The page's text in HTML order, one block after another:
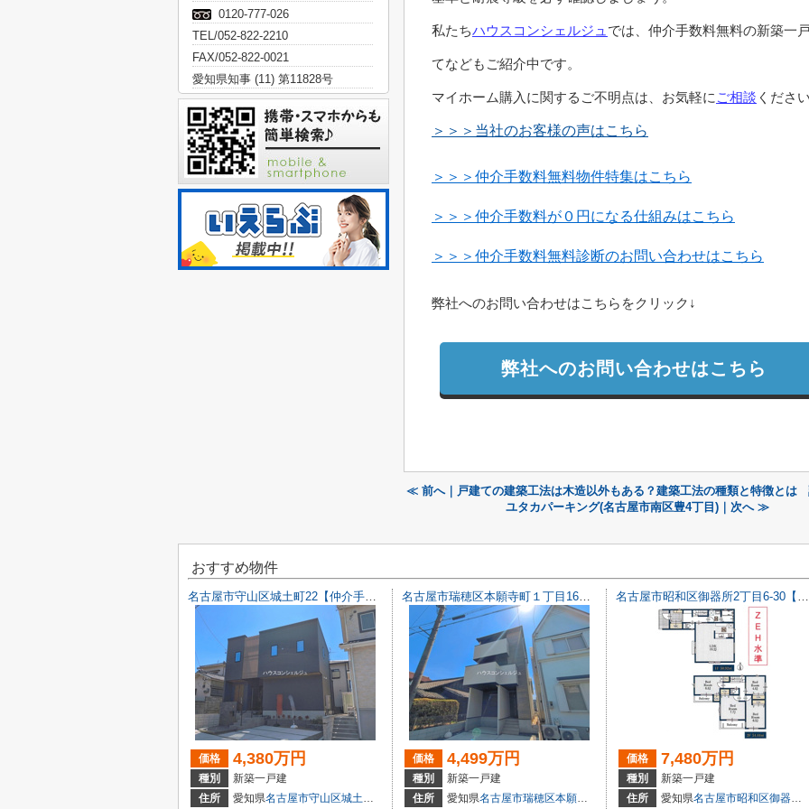
私たちハウスコンシェルジュ では、仲介手数料無料の新築一
てなどもご紹介中です。
マイホーム購入に関するご不明点は、お気軽に ご相談 ください
＞＞＞当社のお客様の声はこちら
＞＞＞仲介手数料無料物件特集はこちら
＞＞＞仲介手数料が０円になる仕組みはこちら
＞＞＞仲介手数料無料診断のお問い合わせはこちら
弊社へのお問い合わせはこちらをクリック↓
弊社へのお問い合わせはこちら
≪ 前へ｜戸建ての建築工法は木造以外もある？建築工法の種類と特徴とは
ユタカパーキング(名古屋市南区豊4丁目)｜次へ ≫
0120-777-026
TEL/052-822-2210
FAX/052-822-0021
愛知県知事 (11) 第11828号
おすすめ物件
価格 4,380万円
種別
新築一戸建
住所
愛知県名古屋市守山区城土町
価格 4,499万円
種別
新築一戸建
住所
愛知県名古屋市瑞穂区本願寺町 １丁目16
価格 7,480万円
種別
新築一戸建
住所
愛知県名古屋市昭和区御器所